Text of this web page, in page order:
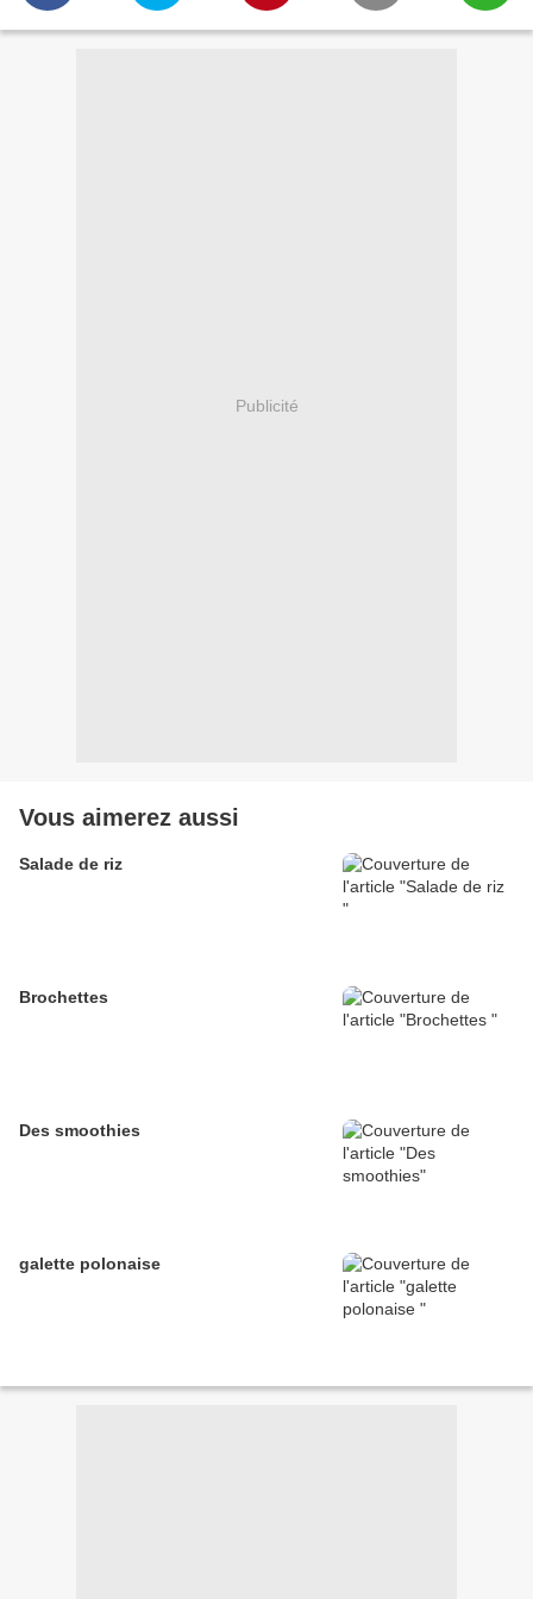
Publicité
Vous aimerez aussi
Salade de riz
Brochettes
Des smoothies
galette polonaise